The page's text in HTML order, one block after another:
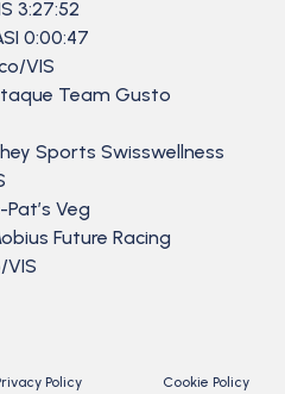
3:27:52
0:00:47
VIS
Team Gusto
Sports Swisswellness
Veg
Future Racing
VIS
Policy Cookie Policy